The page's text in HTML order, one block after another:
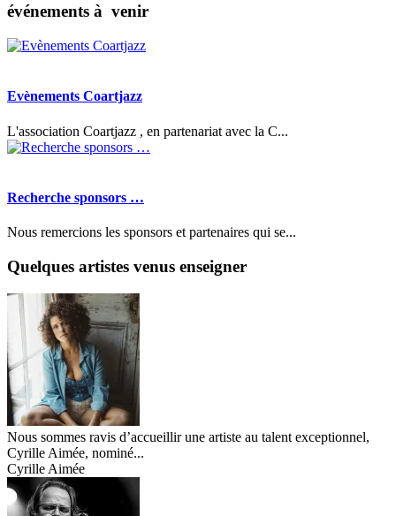
événements à venir
Evènements Coartjazz
L'association Coartjazz , en partenariat avec la C...
Recherche sponsors …
Nous remercions les sponsors et partenaires qui se...
Quelques artistes venus enseigner
Nous sommes ravis d’accueillir une artiste au talent exceptionnel,
Cyrille Aimée, nominé...
Cyrille Aimée